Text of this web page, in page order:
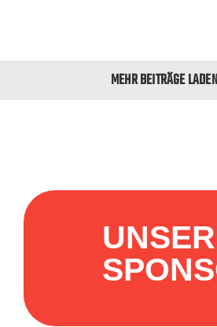
MEHR BEITRÄGE LADEN